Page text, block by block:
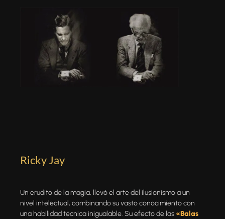
Ricky Jay
Un erudito de la magia, llevó el arte del ilusionismo a un
nivel intelectual, combinando su vasto conocimiento con
una habilidad técnica inigualable. Su efecto de las «Balas